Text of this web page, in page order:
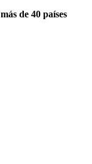
más de 40 países